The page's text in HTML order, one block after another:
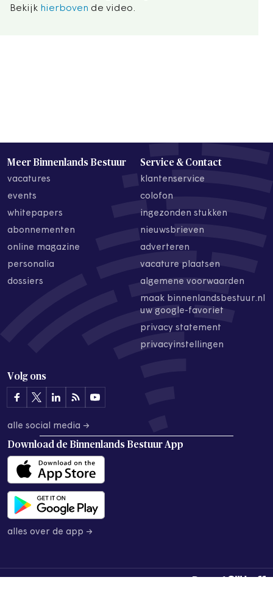
Bekijk hierboven de video.
Meer Binnenlands Bestuur
vacatures
events
whitepapers
abonnementen
online magazine
personalia
dossiers
Service & Contact
klantenservice
colofon
ingezonden stukken
nieuwsbrieven
adverteren
vacature plaatsen
algemene voorwaarden
maak binnenlandsbestuur.nl
uw google-favoriet
privacy statement
privacyinstellingen
Volg ons
alle social media →
Download de Binnenlands Bestuur App
alles over de app →